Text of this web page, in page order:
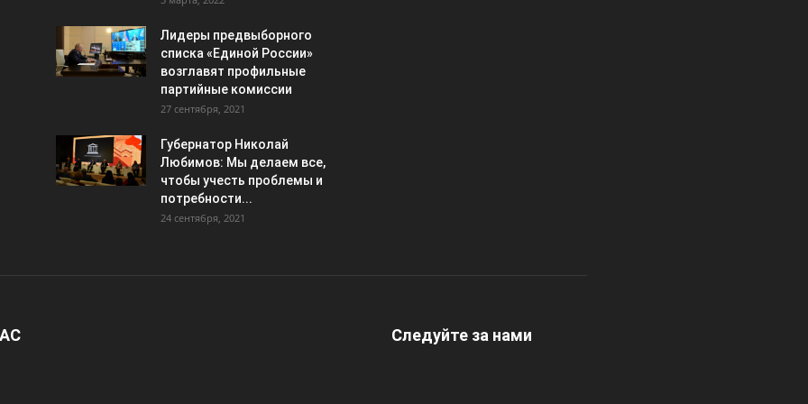
Лидеры предвыборного
списка «Единой России»
возглавят профильные
партийные комиссии
27 сентября, 2021
Губернатор Николай
Любимов: Мы делаем все,
чтобы учесть проблемы и
потребности...
24 сентября, 2021
Следуйте за нами